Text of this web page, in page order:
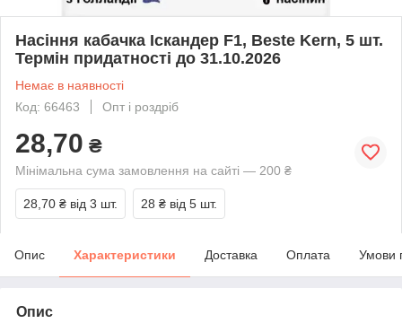
Насіння кабачка Іскандер F1, Beste Kern, 5 шт.
Термін придатності до 31.10.2026
Немає в наявності
Код: 66463
Опт і роздріб
28,70 ₴
Мінімальна сума замовлення на сайті — 200 ₴
28,70 ₴ від 3 шт. 28 ₴ від 5 шт.
Опис Характеристики Доставка Оплата Умови
Опис